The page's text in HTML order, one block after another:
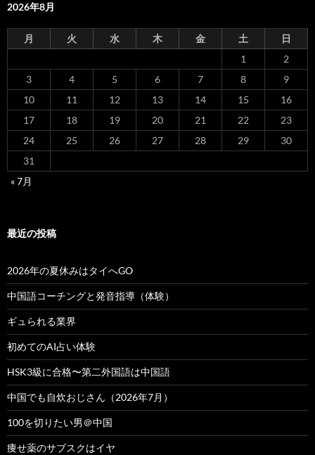
2026年8月
月 火 水 木 金 土
日
1
2
3
4 5 6 7 8
9
10
11 12 13 14 15
16
17
18 19 20 21 22
23
24
25 26 27 28 29
30
31
« 7月
最近の投稿
2026年の夏休みはタイへGO
中国語コーチングと発音指導（体験）
ギュられる業界
初めてのAI占い体験
HSK3級に合格〜第二外国語は中国語
中国でも自炊おじさん（2026年7月）
100を切りたい男＠中国
痩せ薬のサブスクはイヤ